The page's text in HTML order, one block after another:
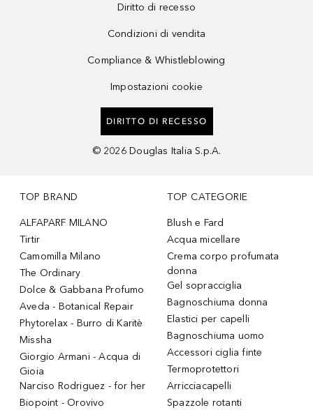
Diritto di recesso
Condizioni di vendita
Compliance & Whistleblowing
Impostazioni cookie
DIRITTO DI RECESSO
© 2026 Douglas Italia S.p.A.
TOP BRAND
ALFAPARF MILANO
Tirtir
Camomilla Milano
The Ordinary
Dolce & Gabbana Profumo
Aveda - Botanical Repair
Phytorelax - Burro di Karitè
Missha
Giorgio Armani - Acqua di
Gioia
Narciso Rodriguez - for her
Biopoint - Orovivo
TOP CATEGORIE
Blush e Fard
Acqua micellare
Crema corpo profumata
donna
Gel sopracciglia
Bagnoschiuma donna
Elastici per capelli
Bagnoschiuma uomo
Accessori ciglia finte
Termoprotettori
Arricciacapelli
Spazzole rotanti